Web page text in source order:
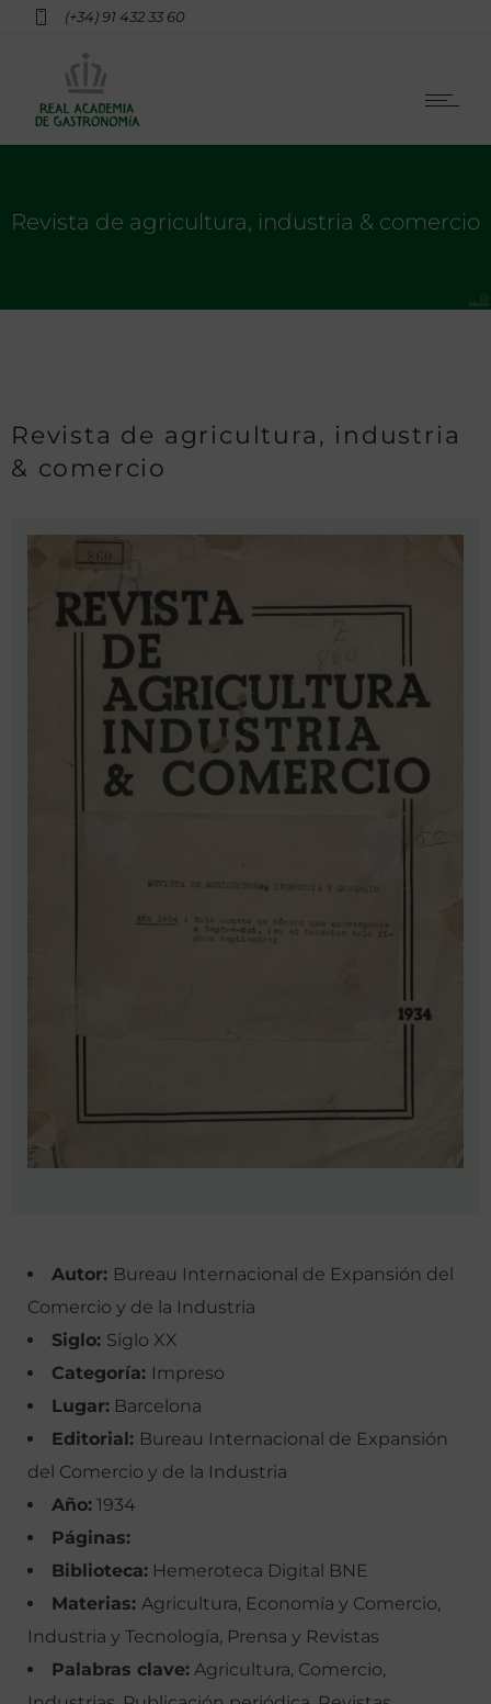
(+34) 91 432 33 60
Revista de agricultura, industria & comercio
Revista de agricultura, industria
& comercio
Autor: Bureau Internacional de Expansión del
Comercio y de la Industria
Siglo: Siglo XX
Categoría: Impreso
Lugar: Barcelona
Editorial: Bureau Internacional de Expansión
del Comercio y de la Industria
Año: 1934
Páginas:
Biblioteca: Hemeroteca Digital BNE
Materias: Agricultura, Economía y Comercio,
Industria y Tecnología, Prensa y Revistas
Palabras clave: Agricultura, Comercio,